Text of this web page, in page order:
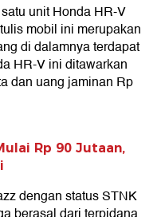
unit Honda HR-V
mobil ini merupakan
di dalamnya terdapat
HR-V ini ditawarkan
dan uang jaminan Rp
Rp 90 Jutaan,
dengan status STNK